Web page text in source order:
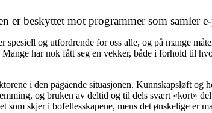
er beskyttet mot programmer som samler
og utfordrende for oss alle, og på mange
har nok fått seg en vekker, både i forhold til
i den pågående situasjonen. Kunnskapsløft og
og bruken av deltid og til dels svært «kort»
som skjer i bofellesskapene, mens det ønskelige er